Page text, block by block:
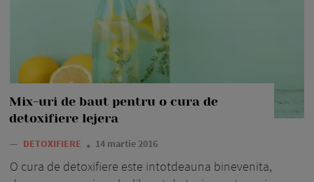
Mix-uri de baut pentru o cura de
detoxifiere lejera
— DETOXIFIERE 14 martie 2016
O cura de detoxifiere este intotdeauna binevenita,